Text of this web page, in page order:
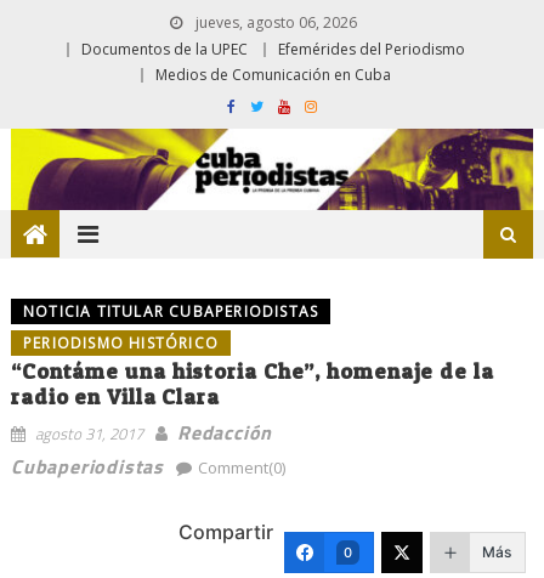
jueves, agosto 06, 2026
Documentos de la UPEC
Efemérides del Periodismo
Medios de Comunicación en Cuba
NOTICIA TITULAR CUBAPERIODISTAS
PERIODISMO HISTÓRICO
“Contáme una historia Che”, homenaje de la
radio en Villa Clara
agosto 31, 2017
Redacción
Cubaperiodistas
Comment(0)
Compartir
0 Más